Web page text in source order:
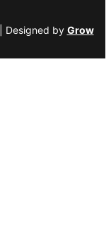
| Designed by Grow